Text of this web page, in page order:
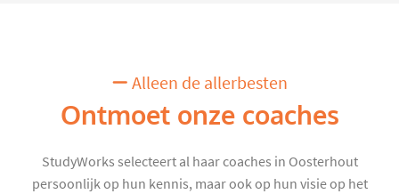
Alleen de allerbesten
Ontmoet onze coaches
StudyWorks selecteert al haar coaches in Oosterhout
persoonlijk op hun kennis, maar ook op hun visie op het